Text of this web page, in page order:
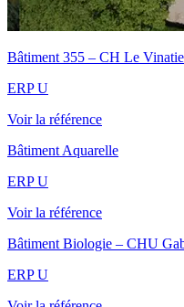
Bâtiment 355 – CH Le
ERP U
Voir la référence
Bâtiment Aquarelle
ERP U
Voir la référence
Bâtiment Biologie – CHU
ERP U